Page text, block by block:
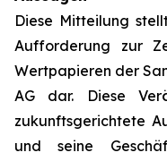
Diese Mitteilung
Aufforderung zur
Wertpapieren der
AG dar. Diese
zukunftsgerichtete
und seine